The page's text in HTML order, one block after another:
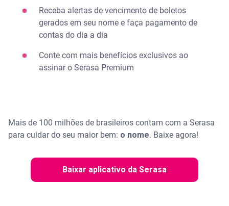
Receba alertas de vencimento de boletos
gerados em seu nome​ e faça pagamento de
contas do dia a dia
Conte com mais benefícios exclusivos ao
assinar o Serasa Premium
Mais de 100 milhões de brasileiros contam com a Serasa
para cuidar do seu maior bem: o nome. ​Baixe agora!
Baixar aplicativo da Serasa